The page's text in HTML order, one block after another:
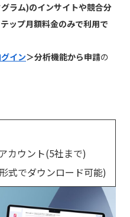
ラム)のインサイトや競合分
ップ月額料金のみで利用で
イン＞分析機能から申請の
カウント(5社まで)
式でダウンロード可能)